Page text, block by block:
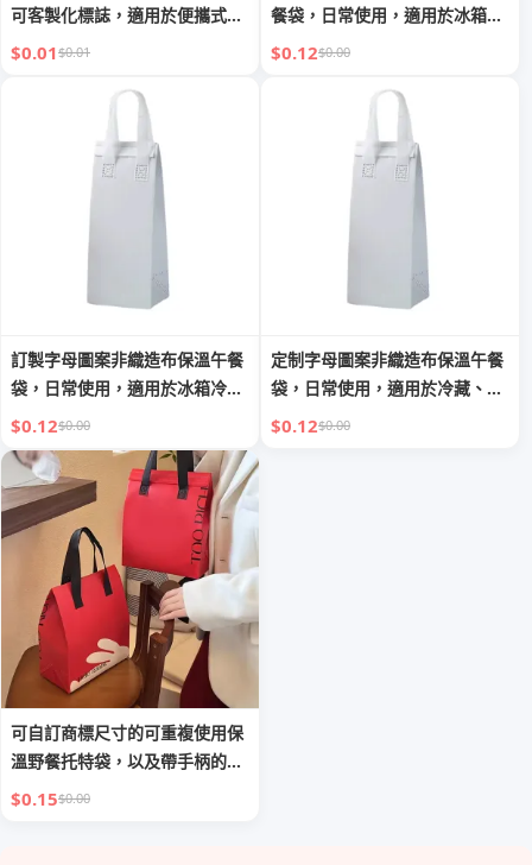
可客製化標誌，適用於便攜式飲
料
$0.01$0.01
餐袋，日常使用，適用於冰箱冷
藏、外賣食品及飲品遞送、購物
$0.12$0.00
訂製字母圖案非織造布保溫午餐
袋，日常使用，適用於冰箱冷
藏、外賣食品與飲品配送、購物
$0.12$0.00
定制字母圖案非織造布保溫午餐
袋，日常使用，適用於冷藏、外
賣食品及飲料、配送及購物
$0.12$0.00
可自訂商標尺寸的可重複使用保
溫野餐托特袋，以及帶手柄的一
次性外帶保溫冷袋，用於食品及
$0.15$0.00